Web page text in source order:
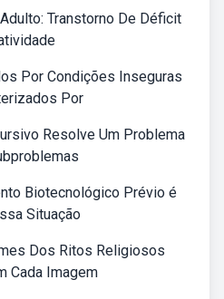
Transtorno De Déficit
Por Condições Inseguras
Por
Resolve Um Problema
Biotecnológico Prévio é
Situação
Dos Ritos Religiosos
Cada Imagem